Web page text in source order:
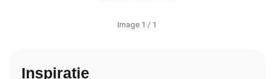
Image 1 / 1
Inspiratie